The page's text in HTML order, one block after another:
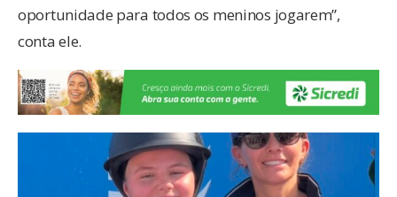
oportunidade para todos os meninos jogarem”,
conta ele.